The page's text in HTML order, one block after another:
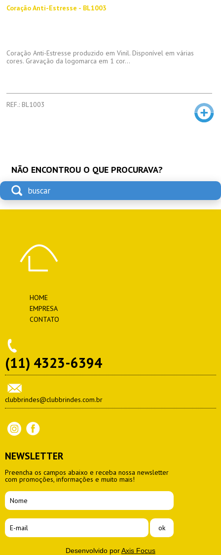
Coração Anti-Estresse - BL1003
Coração Anti-Estresse produzido em Vinil. Disponível em várias
cores. Gravação da logomarca em 1 cor...
REF.: BL1003
NÃO ENCONTROU O QUE PROCURAVA?
HOME
EMPRESA
CONTATO
(11) 4323-6394
clubbrindes@clubbrindes.com.br
NEWSLETTER
Preencha os campos abaixo e receba nossa newsletter
com promoções, informações e muito mais!
Desenvolvido porAxis Focus